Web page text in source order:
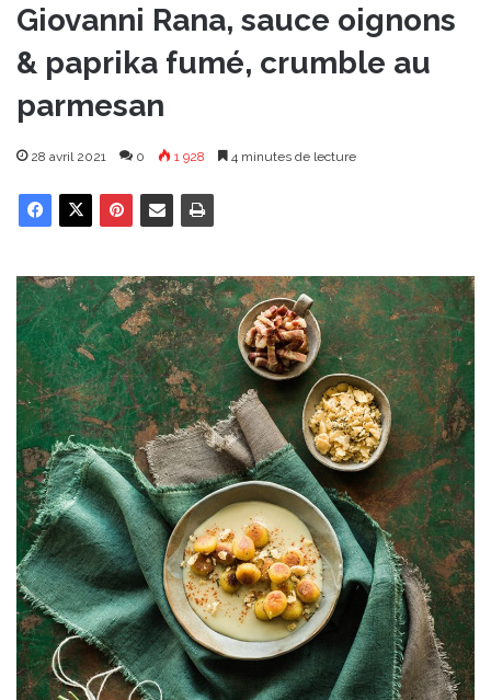
Giovanni Rana, sauce oignons
& paprika fumé, crumble au
parmesan
28 avril 2021 0 1 928 4 minutes de lecture